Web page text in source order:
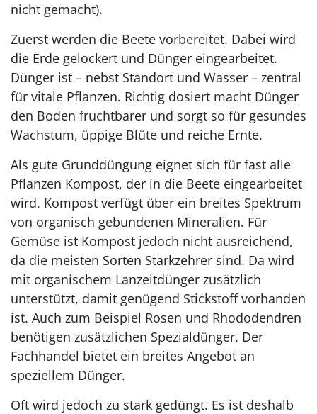
nicht gemacht).
Zuerst werden die Beete vorbereitet. Dabei wird
die Erde gelockert und Dünger eingearbeitet.
Dünger ist – nebst Standort und Wasser – zentral
für vitale Pflanzen. Richtig dosiert macht Dünger
den Boden fruchtbarer und sorgt so für gesundes
Wachstum, üppige Blüte und reiche Ernte.
Als gute Grunddüngung eignet sich für fast alle
Pflanzen Kompost, der in die Beete eingearbeitet
wird. Kompost verfügt über ein breites Spektrum
von organisch gebundenen Mineralien. Für
Gemüse ist Kompost jedoch nicht ausreichend,
da die meisten Sorten Starkzehrer sind. Da wird
mit organischem Lanzeitdünger zusätzlich
unterstützt, damit genügend Stickstoff vorhanden
ist. Auch zum Beispiel Rosen und Rhododendren
benötigen zusätzlichen Spezialdünger. Der
Fachhandel bietet ein breites Angebot an
speziellem Dünger.
Oft wird jedoch zu stark gedüngt. Es ist deshalb